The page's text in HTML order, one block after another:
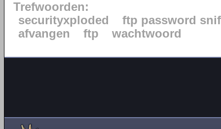
Trefwoorden:
securityxploded
ftp password
afvangen
ftp wachtwoord